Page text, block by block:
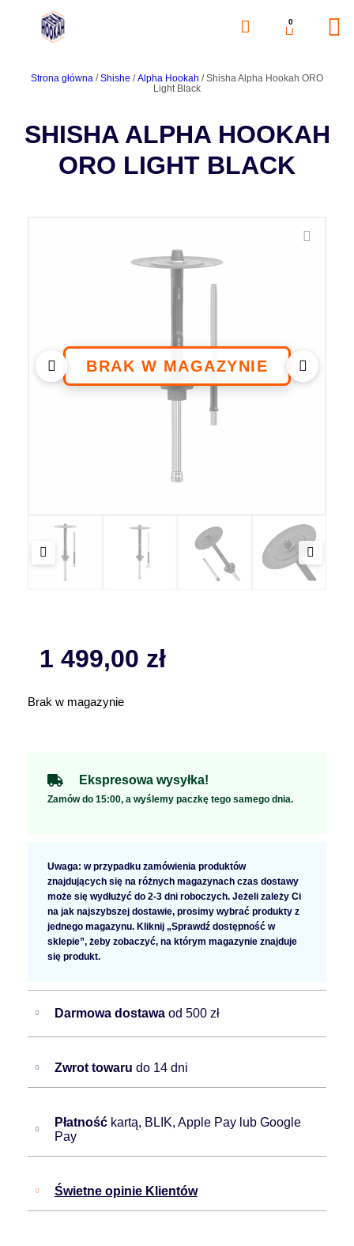
0
Strona główna /Shishe /Alpha Hookah / Shisha Alpha Hookah ORO
Light Black
SHISHA ALPHA HOOKAH
ORO LIGHT BLACK
1 499,00 zł
Brak w magazynie
Ekspresowa wysyłka!
Zamów do 15:00, a wyślemy paczkę tego samego dnia.
Uwaga: w przypadku zamówienia produktów
znajdujących się na różnych magazynach czas dostawy
może się wydłużyć do 2-3 dni roboczych. Jeżeli zależy Ci
na jak najszybszej dostawie, prosimy wybrać produkty z
jednego magazynu. Kliknij „Sprawdź dostępność w
sklepie”, żeby zobaczyć, na którym magazynie znajduje
się produkt.
Darmowa dostawa od 500 zł
Zwrot towaru do 14 dni
Płatność kartą, BLIK, Apple Pay lub Google
Pay
Świetne opinie Klientów